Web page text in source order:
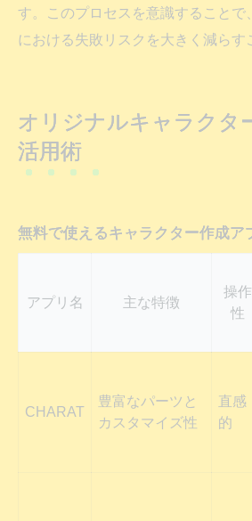
す。このプロセスを意識することで
における失敗リスクを大きく減らす
オリジナルキャラクタ
活用術
無料で使えるキャラクター作成ア
アプリ名 主な特徴
操作
性
CHARAT
豊富なパーツと
カスタマイズ性
直感
的